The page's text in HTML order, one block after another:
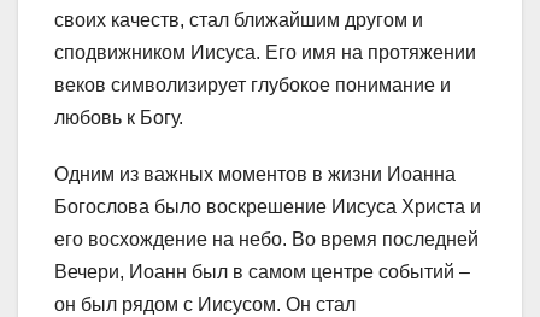
своих качеств, стал ближайшим другом и
сподвижником Иисуса. Его имя на протяжении
веков символизирует глубокое понимание и
любовь к Богу.
Одним из важных моментов в жизни Иоанна
Богослова было воскрешение Иисуса Христа и
его восхождение на небо. Во время последней
Вечери, Иоанн был в самом центре событий –
он был рядом с Иисусом. Он стал